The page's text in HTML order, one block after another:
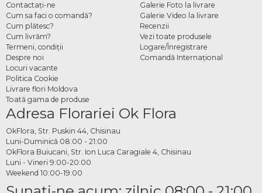
Contactaţi-ne
Cum sa faci o comandă?
Cum plătesc?
Cum livrăm?
Termeni, condiţii
Despre noi
Locuri vacante
Politica Cookie
Livrare flori Moldova
Toată gama de produse
Galerie Foto la livrare
Galerie Video la livrare
Recenzii
Vezi toate produsele
Logare/Înregistrare
Comandă Internațional
Adresa Florariei Ok Flora
OkFlora, Str. Puskin 44, Chisinau
Luni-Duminică 08:00 - 21:00
OkFlora Buiucani, Str. Ion Luca Caragiale 4, Chisinau
Luni - Vineri 9:00-20:00
Weekend 10:00-19:00